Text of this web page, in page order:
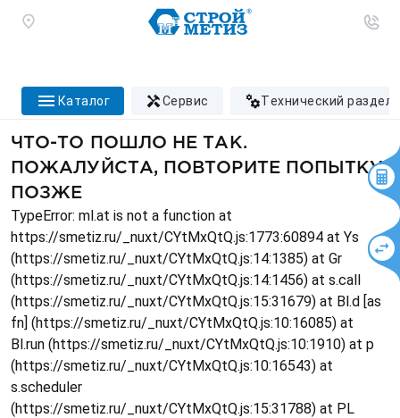
каталог сервис технический раздел
ЧТО-ТО ПОШЛО НЕ ТАК.
ПОЖАЛУЙСТА, ПОВТОРИТЕ ПОПЫТКУ
ПОЗЖЕ
TypeError: ml.at is not a function at
https://smetiz.ru/_nuxt/CYtMxQtQ.js:1773:60894 at Ys
(https://smetiz.ru/_nuxt/CYtMxQtQ.js:14:1385) at Gr
(https://smetiz.ru/_nuxt/CYtMxQtQ.js:14:1456) at s.call
(https://smetiz.ru/_nuxt/CYtMxQtQ.js:15:31679) at Bl.d [as
fn] (https://smetiz.ru/_nuxt/CYtMxQtQ.js:10:16085) at
Bl.run (https://smetiz.ru/_nuxt/CYtMxQtQ.js:10:1910) at p
(https://smetiz.ru/_nuxt/CYtMxQtQ.js:10:16543) at
s.scheduler
(https://smetiz.ru/_nuxt/CYtMxQtQ.js:15:31788) at PL